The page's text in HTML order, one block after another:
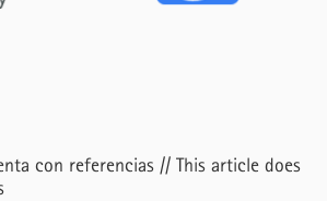
con referencias // This article does